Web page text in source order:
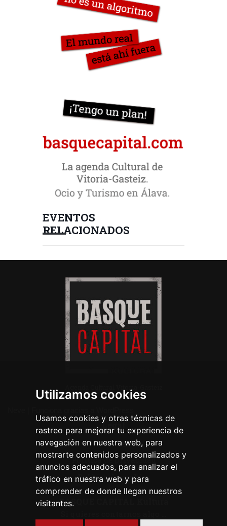
Utilizamos cookies
Usamos cookies y otras técnicas de
rastreo para mejorar tu experiencia de
navegación en nuestra web, para
mostrarte contenidos personalizados y
anuncios adecuados, para analizar el
tráfico en nuestra web y para
comprender de donde llegan nuestros
visitantes.
EVENTOS
RELACIONADOS
Legal
Aviso legal
Política de privacidad
Política de cookies
BASQUE CAPITAL Kultura